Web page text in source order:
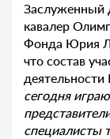
Заслуженный
кавалер
Фонда Юрия
что состав
сегодня
специалисты